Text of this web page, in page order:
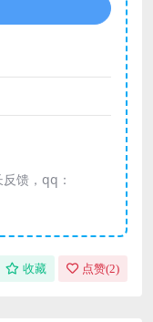
馈，qq：
收藏 点赞(2)